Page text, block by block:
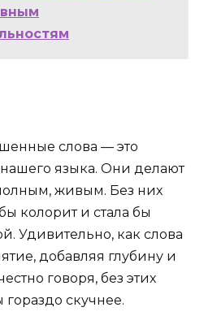
слова — это
языка. Они делают
живым. Без них
колорит и стала бы
Удивительно, как слова
добавляя глубину и
говоря, без этих
скучнее.